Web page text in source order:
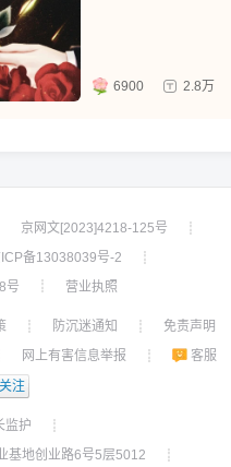
6900 2.8万
京网文[2023]4218-125号
┊
备13038039号-2
┊
号
┊ 营业执照
┊ 防沉迷通知 ┊
免责声明
网上有害信息举报 ┊
客服
注
监护
┊
基地创业路6号5层5012
┊